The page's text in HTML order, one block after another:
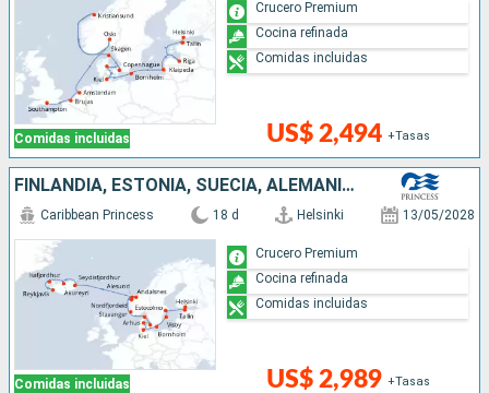
Comidas incluidas US$ 2,494 +Tasas
Crucero Premium
Cocina refinada
Comidas incluidas
FINLANDIA, ESTONIA, SUECIA, ALEMANIA, DINAMARCA, NORUEGA, ISLANDIA
Comidas incluidas
Caribbean Princess 18 d Helsinki 13/05/2028
US$ 2,989 +Tasas
Crucero Premium
Cocina refinada
Comidas incluidas